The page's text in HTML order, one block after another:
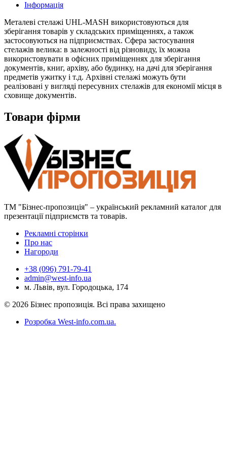
Інформація
Металеві стелажі UHL-MASH використовуються для
зберігання товарів у складських приміщеннях, а також
застосовуються на підприємствах. Сфера застосування
стелажів велика: в залежності від різновиду, їх можна
використовувати в офісних приміщеннях для зберігання
документів, книг, архіву, або будинку, на дачі для зберігання
предметів ужитку і т.д. Архівні стелажі можуть бути
реалізовані у вигляді пересувних стелажів для економії місця в
сховище документів.
Товари фірми
ТМ "Бізнес-пропозиція" – український рекламний каталог для
презентації підприємств та товарів.
Рекламні сторінки
Про нас
Нагороди
+38 (096) 791-79-41
admin@west-info.ua
м. Львів, вул. Городоцька, 174
© 2026 Бізнес пропозиція. Всі права захищено
Розробка West-info.com.ua.